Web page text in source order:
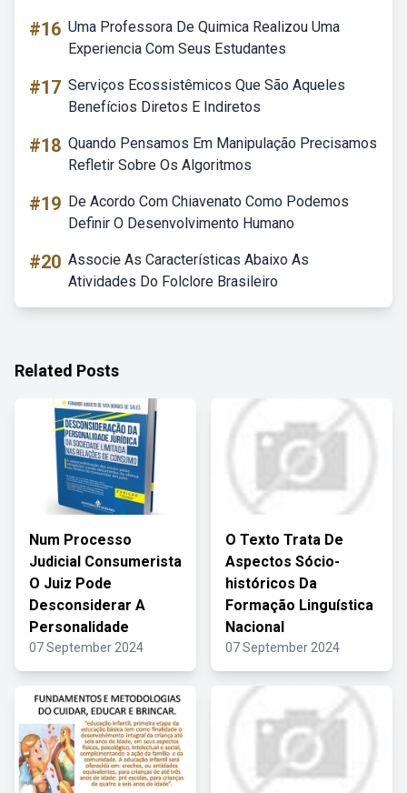
#16 Uma Professora De Quimica Realizou Uma
Experiencia Com Seus Estudantes
#17 Serviços Ecossistêmicos Que São Aqueles
Benefícios Diretos E Indiretos
#18 Quando Pensamos Em Manipulação Precisamos
Refletir Sobre Os Algoritmos
#19 De Acordo Com Chiavenato Como Podemos
Definir O Desenvolvimento Humano
#20 Associe As Características Abaixo As
Atividades Do Folclore Brasileiro
Related Posts
Num Processo
Judicial Consumerista
O Juiz Pode
Desconsiderar A
Personalidade
07 September 2024
O Texto Trata De
Aspectos Sócio-
históricos Da
Formação Linguística
Nacional
07 September 2024